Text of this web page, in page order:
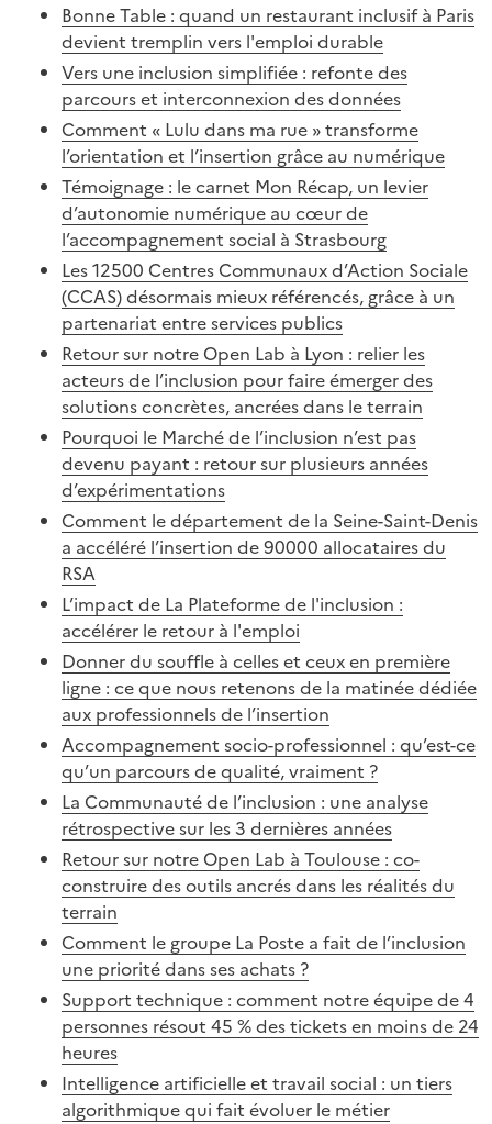
Bonne Table : quand un restaurant inclusif à Paris
devient tremplin vers l'emploi durable
Vers une inclusion simplifiée : refonte des
parcours et interconnexion des données
Comment « Lulu dans ma rue » transforme
l’orientation et l’insertion grâce au numérique
Témoignage : le carnet Mon Récap, un levier
d’autonomie numérique au cœur de
l’accompagnement social à Strasbourg
Les 12500 Centres Communaux d’Action Sociale
(CCAS) désormais mieux référencés, grâce à un
partenariat entre services publics
Retour sur notre Open Lab à Lyon : relier les
acteurs de l’inclusion pour faire émerger des
solutions concrètes, ancrées dans le terrain
Pourquoi le Marché de l’inclusion n’est pas
devenu payant : retour sur plusieurs années
d’expérimentations
Comment le département de la Seine-Saint-Denis
a accéléré l’insertion de 90000 allocataires du
RSA
L’impact de La Plateforme de l'inclusion :
accélérer le retour à l'emploi
Donner du souffle à celles et ceux en première
ligne : ce que nous retenons de la matinée dédiée
aux professionnels de l’insertion
Accompagnement socio-professionnel : qu’est-ce
qu’un parcours de qualité, vraiment ?
La Communauté de l’inclusion : une analyse
rétrospective sur les 3 dernières années
Retour sur notre Open Lab à Toulouse : co-
construire des outils ancrés dans les réalités du
terrain
Comment le groupe La Poste a fait de l’inclusion
une priorité dans ses achats ?
Support technique : comment notre équipe de 4
personnes résout 45 % des tickets en moins de 24
heures
Intelligence artificielle et travail social : un tiers
algorithmique qui fait évoluer le métier